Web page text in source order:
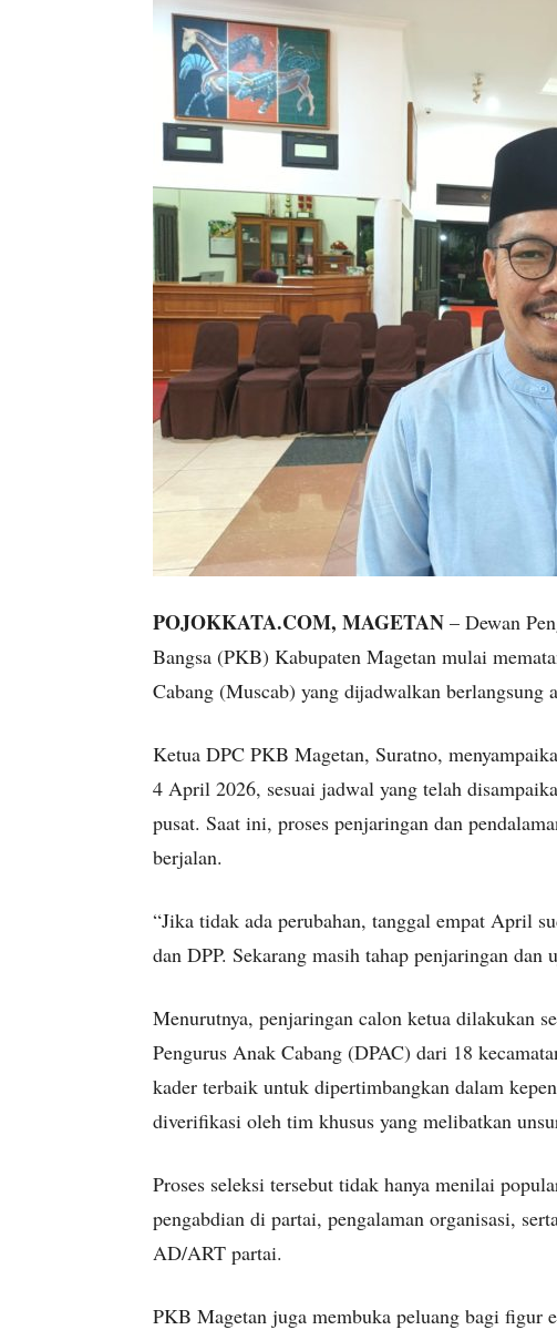
POJOKKATA.COM, MAGETAN – Dewan
Bangsa (PKB) Kabupaten Magetan mulai
Cabang (Muscab) yang dijadwalkan berlangsung
Ketua DPC PKB Magetan, Suratno,
4 April 2026, sesuai jadwal yang telah
pusat. Saat ini, proses penjaringan dan
berjalan.
“Jika tidak ada perubahan, tanggal empat April
dan DPP. Sekarang masih tahap penjaringan
Menurutnya, penjaringan calon ketua dilakukan
Pengurus Anak Cabang (DPAC) dari 18
kader terbaik untuk dipertimbangkan dalam
diverifikasi oleh tim khusus yang melibatkan
Proses seleksi tersebut tidak hanya menilai
pengabdian di partai, pengalaman organisasi,
AD/ART partai.
PKB Magetan juga membuka peluang bagi figur